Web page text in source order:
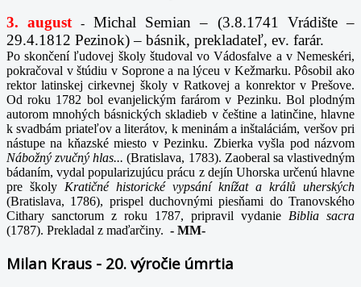
3. august-Michal Semian – (3.8.1741 Vrádište –
29.4.1812 Pezinok) – básnik, prekladateľ, ev. farár.
Po skončení ľudovej školy študoval vo Vádosfalve a v Nemeskéri,
pokračoval v štúdiu v Soprone a na lýceu v Kežmarku. Pôsobil ako
rektor latinskej cirkevnej školy v Ratkovej a konrektor v Prešove.
Od roku 1782 bol evanjelickým farárom v Pezinku. Bol plodným
autorom mnohých básnických skladieb v češtine a latinčine, hlavne
k svadbám priateľov a literátov, k meninám a inštaláciám, veršov pri
nástupe na kňazské miesto v Pezinku. Zbierka vyšla pod názvom
Nábožný zvučný hlas...(Bratislava, 1783). Zaoberal sa vlastivedným
bádaním, vydal popularizujúcu prácu z dejín Uhorska určenú hlavne
pre školy Kratičné historické vypsání knížat a králů uherských
(Bratislava, 1786), prispel duchovnými piesňami do Tranovského
Cithary sanctorum z roku 1787, pripravil vydanie Biblia sacra
(1787). Prekladal z maďarčiny. - MM-
Milan Kraus - 20. výročie úmrtia